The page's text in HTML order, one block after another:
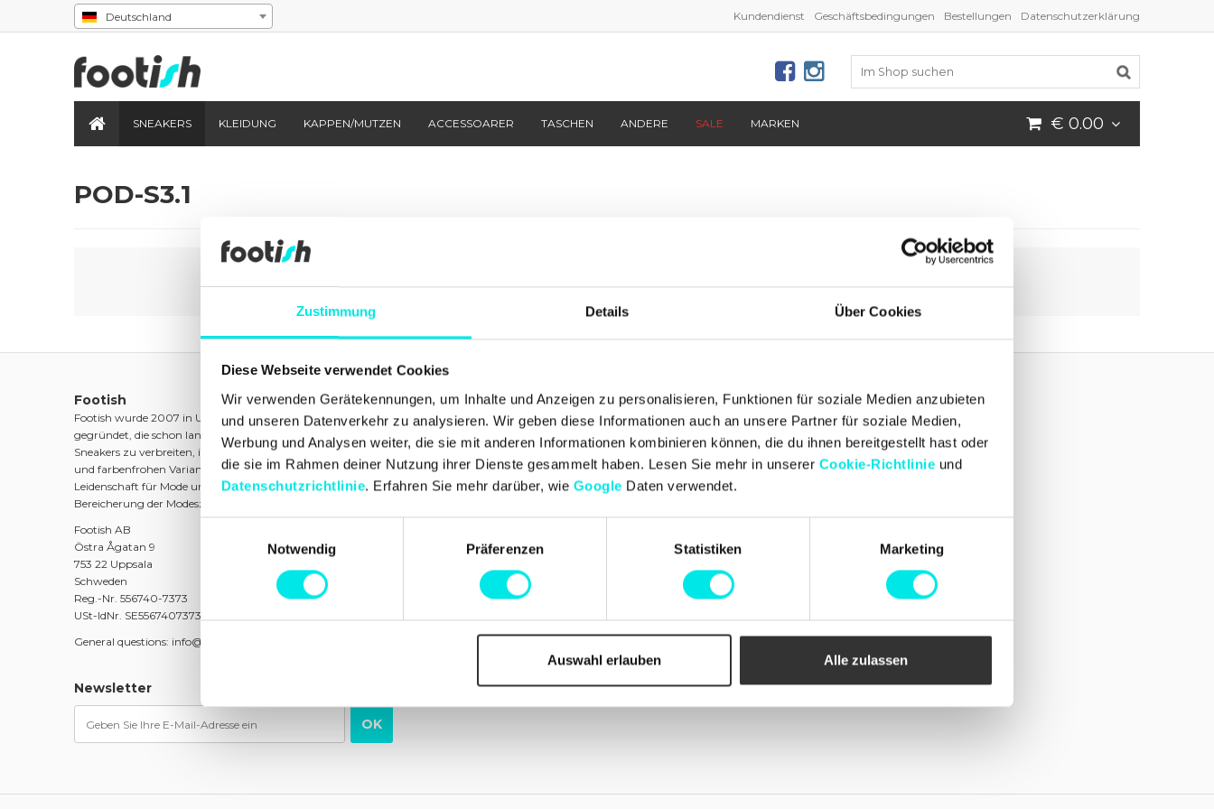
Zustimmung Details Über Cookies
Diese Webseite verwendet Cookies
Wir verwenden Gerätekennungen, um Inhalte und Anzeigen zu personalisieren, Funktionen für soziale Medien anzubieten
und unseren Datenverkehr zu analysieren. Wir geben diese Informationen auch an unsere Partner für soziale Medien,
Werbung und Analysen weiter, die sie mit anderen Informationen kombinieren können, die du ihnen bereitgestellt hast oder
die sie im Rahmen deiner Nutzung ihrer Dienste gesammelt haben. Lesen Sie mehr in unserer Cookie-Richtlinie und
Datenschutzrichtlinie. Erfahren Sie mehr darüber, wie Google Daten verwendet.
Notwendig
Präferenzen Statistiken Marketing
Auswahl erlauben Alle zulassen
Deutschland Kundendienst Geschäftsbedingungen Bestellungen Datenschutzerklärung
SNEAKERS KLEIDUNG KAPPEN/MUTZEN ACCESSOARER TASCHEN ANDERE SALE MARKEN € 0.00
POD-S3.1
Footish
Footish wurde 2007 in Uppsala von den Jugendfreunden Martin und Johan
gegründet, die schon lange Sneakers sammelten. Das Ziel war es, die Begeisterung für
Sneakers zu verbreiten, indem eine Mischung aus klassischen Modellen, einzigartigen
und farbenfrohen Varianten sowie limitierten Ausgaben angeboten wurde. Mit einer
Leidenschaft für Mode und Kultur wurde Footish schnell zu einer geschätzten
Bereicherung der Modeszene in Uppsala.
Footish AB
Östra Ågatan 9
753 22 Uppsala
Schweden
Reg.-Nr. 556740-7373
USt-IdNr. SE556740737301
General questions: info@footish.se
Info
Kundendienst
Lieferungen
Umtausch und Rücksendung
Beschwerden
Geschäftsbedingungen
Bestellungen
Folgen Sie uns!
Facebook
Instagram
Newsletter
OK